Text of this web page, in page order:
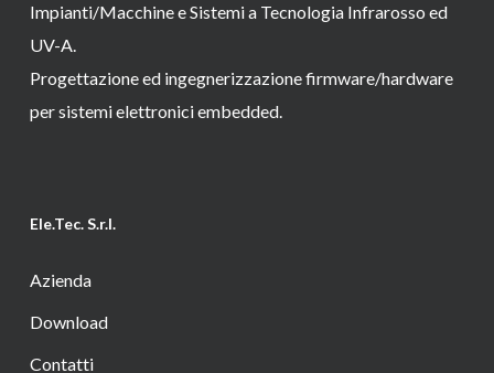
Impianti/Macchine e Sistemi a Tecnologia Infrarosso ed
UV-A.
Progettazione ed ingegnerizzazione firmware/hardware
per sistemi elettronici embedded.
Ele.Tec. S.r.l.
Azienda
Download
Contatti